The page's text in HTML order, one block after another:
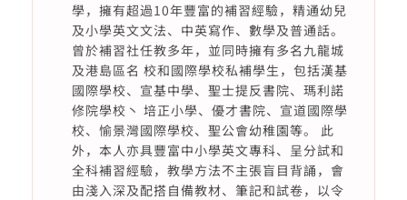
學，擁有超過10年豐富的補習經驗，精通幼兒
及小學英文文法、中英寫作、數學及普通話。
曾於補習社任教多年，並同時擁有多名九龍城
及港島區名 校和國際學校私補學生，包括漢基
國際學校、宣基中學、聖士提反書院、瑪利諾
修院學校丶 培正小學、優才書院、宣道國際學
校、愉景灣國際學校、聖公會幼稚園等。 此
外，本人亦具豐富中小學英文專科、呈分試和
全科補習經驗，教學方法不主張盲目背誦，會
由淺入深及配搭自備教材、筆記和試卷，以令